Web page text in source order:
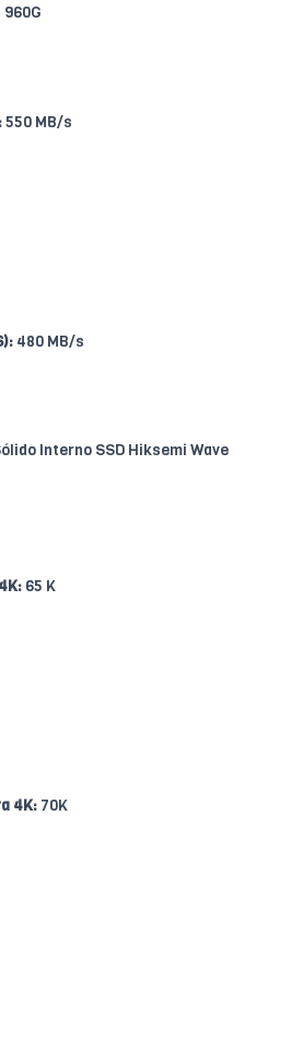
960G
550 MB/s
480 MB/s
Interno SSD Hiksemi Wave
65 K
4K: 70K